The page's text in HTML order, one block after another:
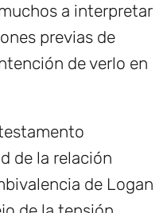
a interpretar
previas de
de verlo en
de la relación
de Logan